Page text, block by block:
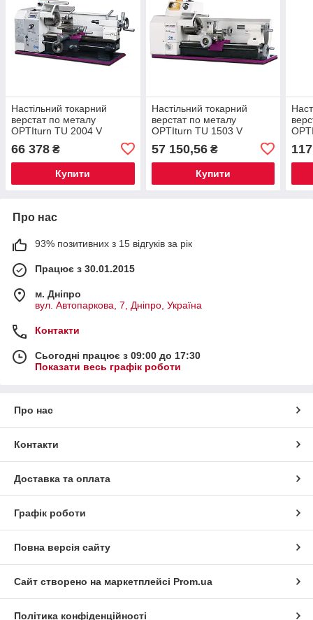
Настільний токарний
верстат по металу
OPTIturn TU 2004 V
66 378 ₴
Купити
Настільний токарний
верстат по металу
OPTIturn TU 1503 V
57 150,56₴
Купити
Про нас
93% позитивних з 15 відгуків за рік
Працює з 30.01.2015
м. Дніпро
вул. Автопаркова, 7, Дніпро, Україна
Контакти
Сьогодні працює з 09:00 до 17:30
Показати весь графік роботи
Про нас
Контакти
Доставка та оплата
Графік роботи
Повна версія сайту
Сайт створено на маркетплейсі Prom.ua
Політика конфіденційності